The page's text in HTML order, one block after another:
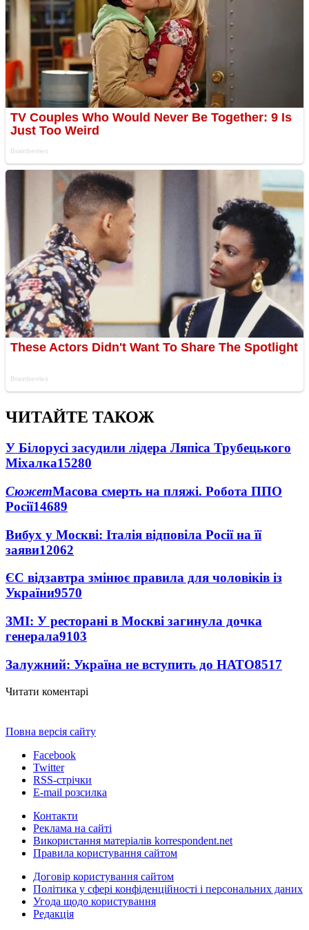
ЧИТАЙТЕ ТАКОЖ
У Білорусі засудили лідера Ляпіса Трубецького
Міхалка15280
СюжетМасова смерть на пляжі. Робота ППО
Росії14689
Вибух у Москві: Італія відповіла Росії на її
заяви12062
ЄС відзавтра змінює правила для чоловіків із
України9570
ЗМІ: У ресторані в Москві загинула дочка
генерала9103
Залужний: Україна не вступить до НАТО8517
Читати коментарі
Повна версія сайту
Facebook
Twitter
RSS-стрічки
E-mail розсилка
Контакти
Реклама на сайті
Використання матеріалів korrespondent.net
Правила користування сайтом
Договір користування сайтом
Політика у сфері конфіденційності і персональних даних
Угода щодо користування
Редакція